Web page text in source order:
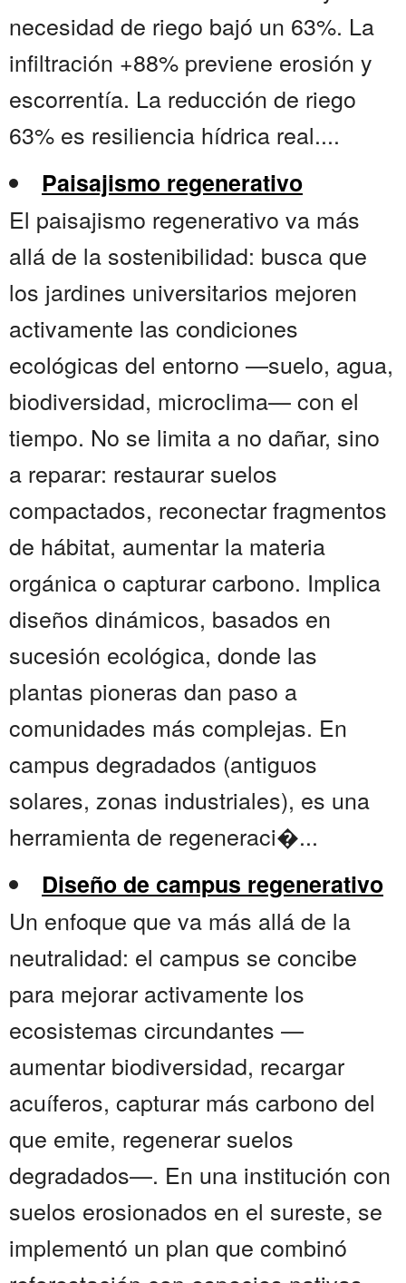
necesidad de riego bajó un 63%. La
infiltración +88% previene erosión y
escorrentía. La reducción de riego
63% es resiliencia hídrica real....
Paisajismo regenerativo
El paisajismo regenerativo va más
allá de la sostenibilidad: busca que
los jardines universitarios mejoren
activamente las condiciones
ecológicas del entorno —suelo, agua,
biodiversidad, microclima— con el
tiempo. No se limita a no dañar, sino
a reparar: restaurar suelos
compactados, reconectar fragmentos
de hábitat, aumentar la materia
orgánica o capturar carbono. Implica
diseños dinámicos, basados en
sucesión ecológica, donde las
plantas pioneras dan paso a
comunidades más complejas. En
campus degradados (antiguos
solares, zonas industriales), es una
herramienta de regeneraci�...
Diseño de campus regenerativo
Un enfoque que va más allá de la
neutralidad: el campus se concibe
para mejorar activamente los
ecosistemas circundantes —
aumentar biodiversidad, recargar
acuíferos, capturar más carbono del
que emite, regenerar suelos
degradados—. En una institución con
suelos erosionados en el sureste, se
implementó un plan que combinó